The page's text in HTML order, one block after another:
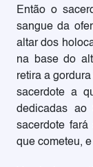
Então o
sangue da
altar dos
na base do
retira a
sacerdote a
dedicadas ao
sacerdote
que cometeu,